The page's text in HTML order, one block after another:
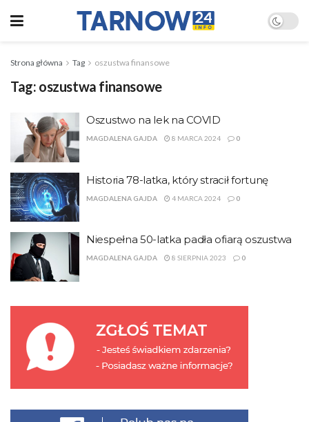
Strona główna Tag oszustwa finansowe
Tag: oszustwa finansowe
Oszustwo na lek na COVID
MAGDALENA GAJDA 8 MARCA 2024 0
Historia 78-latka, który stracił fortunę
MAGDALENA GAJDA 4 MARCA 2024 0
Niespełna 50-latka padła ofiarą oszustwa
MAGDALENA GAJDA 8 SIERPNIA 2023 0